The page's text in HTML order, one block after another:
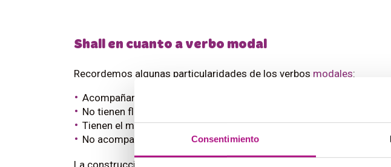
Consentimiento
Shall en cuanto a verbo modal
Recordemos algunas particularidades de los verbos modales:
Acompañan siempre a otro verbo en infinitivo sin TO.
No tienen flexión de persona. Se mantienen con la misma forma.
Tienen el mismo comportamiento que un auxiliar en oraciones
No acompañan a otros modales.